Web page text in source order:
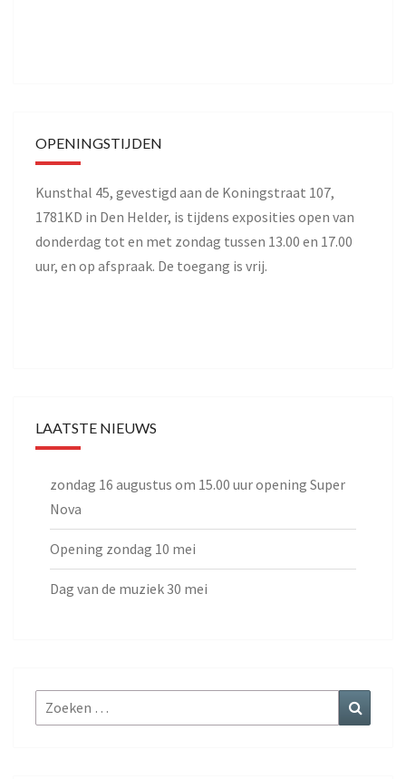
OPENINGSTIJDEN
Kunsthal 45, gevestigd aan de Koningstraat 107,
1781KD in Den Helder, is tijdens exposities open van
donderdag tot en met zondag tussen 13.00 en 17.00
uur, en op afspraak. De toegang is vrij.
LAATSTE NIEUWS
zondag 16 augustus om 15.00 uur opening Super
Nova
Opening zondag 10 mei
Dag van de muziek 30 mei
Zoeken
naar: